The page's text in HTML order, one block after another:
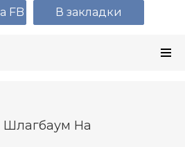
Шлагбаум На
FB В закладки